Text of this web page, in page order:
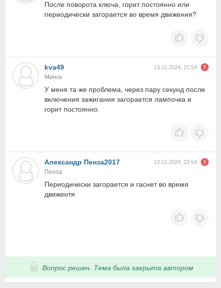
После поворота ключа, горит постоянно или
периодически загорается во время движения?
kva49 13.11.2024, 21:54
Минск
У меня та же проблема, через пару секунд после
включения зажигания загорается лампочка и
горит постоянно.
Александр Пенза2017 13.11.2024, 22:54
Пенза
Периодически загорается и гаснет во время
движентя
Вопрос решен. Тема была закрыта автором